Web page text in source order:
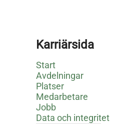
Karriärsida
Start
Avdelningar
Platser
Medarbetare
Jobb
Data och integritet